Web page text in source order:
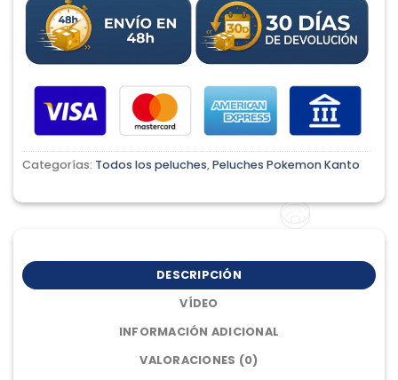
Categorías: Todos los peluches,Peluches Pokemon Kanto
DESCRIPCIÓN
VÍDEO
INFORMACIÓN ADICIONAL
VALORACIONES (0)